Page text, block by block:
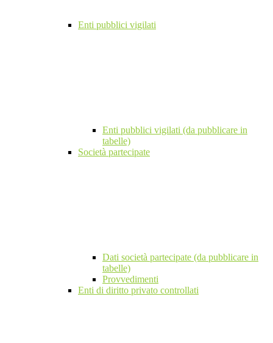
Enti pubblici vigilati
Enti pubblici vigilati (da pubblicare in
tabelle)
Società partecipate
Dati società partecipate (da pubblicare in
tabelle)
Provvedimenti
Enti di diritto privato controllati